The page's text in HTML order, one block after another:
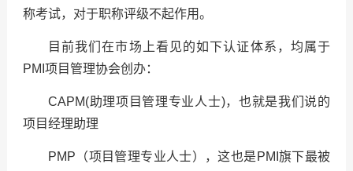
称考试，对于职称评级不起作用。
目前我们在市场上看见的如下认证体系，均属于
PMI项目管理协会创办：
CAPM(助理项目管理专业人士)，也就是我们说的
项目经理助理
PMP （项目管理专业人士），这也是PMI旗下最被